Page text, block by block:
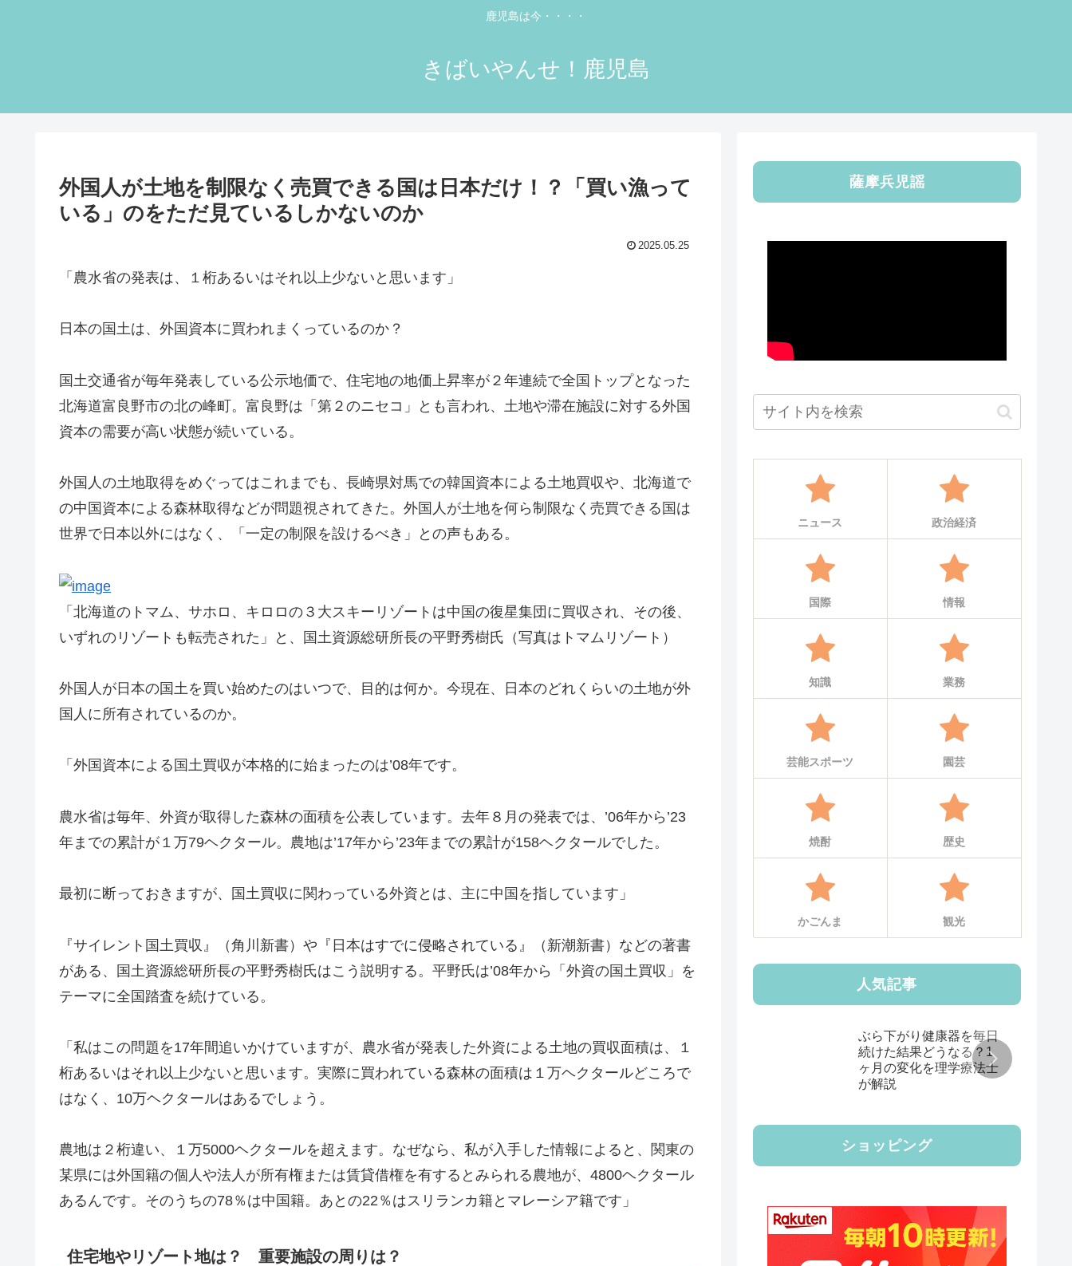
鹿児島は今・・・・
きばいやんせ！鹿児島
外国人が土地を制限なく売買できる国は日本だけ！？「買い漁って
いる」のをただ見ているしかないのか
2025.05.25
「農水省の発表は、１桁あるいはそれ以上少ないと思います」
日本の国土は、外国資本に買われまくっているのか？
国土交通省が毎年発表している公示地価で、住宅地の地価上昇率が２年連続で全国トップとなった
北海道富良野市の北の峰町。富良野は「第２のニセコ」とも言われ、土地や滞在施設に対する外国
資本の需要が高い状態が続いている。
外国人の土地取得をめぐってはこれまでも、長崎県対馬での韓国資本による土地買収や、北海道で
の中国資本による森林取得などが問題視されてきた。外国人が土地を何ら制限なく売買できる国は
世界で日本以外にはなく、「一定の制限を設けるべき」との声もある。
「北海道のトマム、サホロ、キロロの３大スキーリゾートは中国の復星集団に買収され、その後、
いずれのリゾートも転売された」と、国土資源総研所長の平野秀樹氏（写真はトマムリゾート）
外国人が日本の国土を買い始めたのはいつで、目的は何か。今現在、日本のどれくらいの土地が外
国人に所有されているのか。
「外国資本による国土買収が本格的に始まったのは’08年です。
農水省は毎年、外資が取得した森林の面積を公表しています。去年８月の発表では、’06年から’23
年までの累計が１万79ヘクタール。農地は’17年から’23年までの累計が158ヘクタールでした。
最初に断っておきますが、国土買収に関わっている外資とは、主に中国を指しています」
『サイレント国土買収』（角川新書）や『日本はすでに侵略されている』（新潮新書）などの著書
がある、国土資源総研所長の平野秀樹氏はこう説明する。平野氏は’08年から「外資の国土買収」を
テーマに全国踏査を続けている。
「私はこの問題を17年間追いかけていますが、農水省が発表した外資による土地の買収面積は、１
桁あるいはそれ以上少ないと思います。実際に買われている森林の面積は１万ヘクタールどころで
はなく、10万ヘクタールはあるでしょう。
農地は２桁違い、１万5000ヘクタールを超えます。なぜなら、私が入手した情報によると、関東の
某県には外国籍の個人や法人が所有権または賃貸借権を有するとみられる農地が、4800ヘクタール
あるんです。そのうちの78％は中国籍。あとの22％はスリランカ籍とマレーシア籍です」
住宅地やリゾート地は？ 重要施設の周りは？
薩摩兵児謡
ニュース 政治経済
国際 情報
知識 業務
芸能スポーツ 園芸
焼酎 歴史
かごんま 観光
人気記事
ぶら下がり健康器を毎日
続けた結果どうなる？1
ヶ月の変化を理学療法士
が解説
ショッピング